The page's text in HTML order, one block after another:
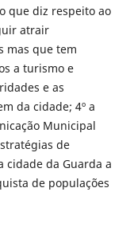
que diz respeito ao
atrair
mas que tem
a turismo e
e as
da cidade; 4º a
Municipal
de
cidade da Guarda a
de populações